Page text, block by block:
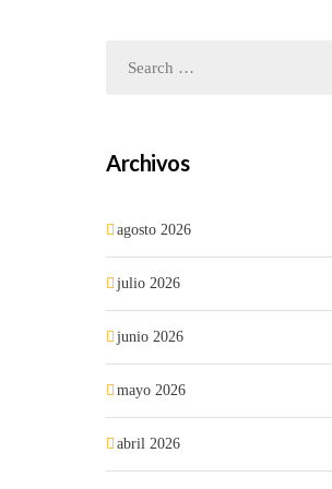
Archivos
agosto 2026
julio 2026
junio 2026
mayo 2026
abril 2026